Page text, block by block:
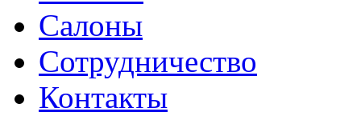
Салоны
Сотрудничество
Контакты